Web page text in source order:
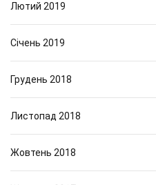
Лютий 2019
Січень 2019
Грудень 2018
Листопад 2018
Жовтень 2018